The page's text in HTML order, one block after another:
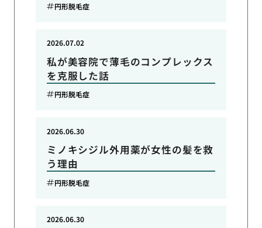
円形脱毛症
私が美容院で薄毛のコンプレックス
を克服した話
2026.07.02
円形脱毛症
ミノキシジル外用薬が女性の髪を救
う理由
2026.06.30
円形脱毛症
2026.06.30